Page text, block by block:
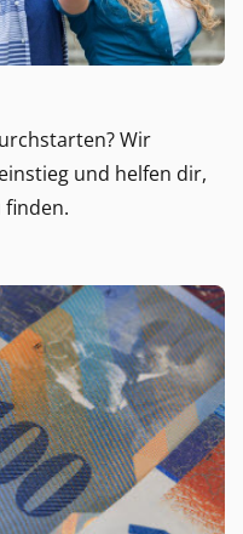
Wir
und helfen dir,
finden.